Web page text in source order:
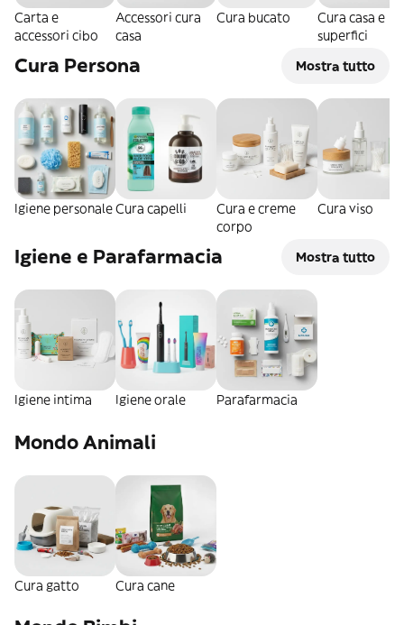
Carta e
accessori cibo
Accessori cura
casa
Cura bucato
Cura casa e
superfici
Cura Persona Mostra tutto
Igiene personaleCura capelli
Cura e creme
corpo
Cura viso
Igiene e Parafarmacia Mostra tutto
Igiene intima Igiene orale Parafarmacia
Mondo Animali
Cura gatto Cura cane